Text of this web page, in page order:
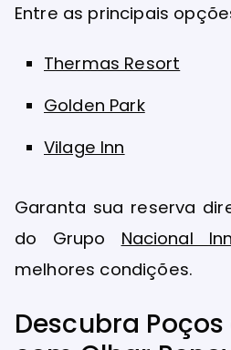
Entre as principais
Thermas Resort
Golden Park
Vilage Inn
Garanta sua reserva
do Grupo Nacional Inn
melhores condições.
Descubra